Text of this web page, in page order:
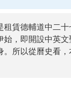
租賃德輔道中二
始，即開設中英
。所以從曆史看